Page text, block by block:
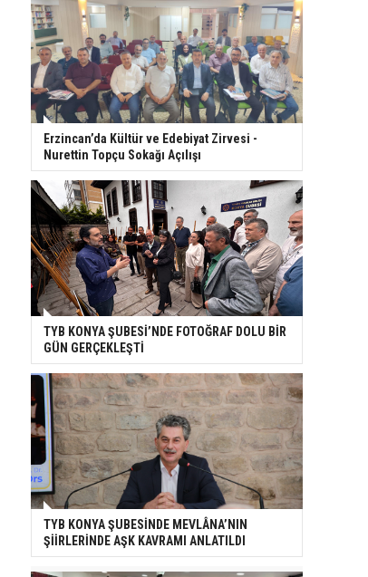
Erzincan’da Kültür ve Edebiyat Zirvesi -
Nurettin Topçu Sokağı Açılışı
TYB KONYA ŞUBESİ’NDE FOTOĞRAF DOLU BİR
GÜN GERÇEKLEŞTİ
TYB KONYA ŞUBESİNDE MEVLÂNA’NIN
ŞİİRLERİNDE AŞK KAVRAMI ANLATILDI